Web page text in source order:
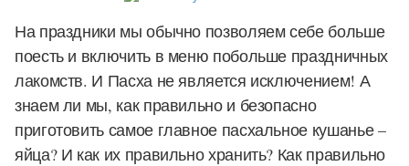
На праздники мы обычно позволяем себе больше
поесть и включить в меню побольше праздничных
лакомств. И Пасха не является исключением! А
знаем ли мы, как правильно и безопасно
приготовить самое главное пасхальное кушанье –
яйца? И как их правильно хранить? Как правильно